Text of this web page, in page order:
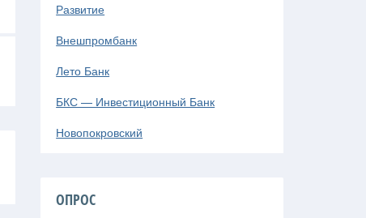
Развитие
Внешпромбанк
Лето Банк
БКС — Инвестиционный Банк
Новопокровский
ОПРОС